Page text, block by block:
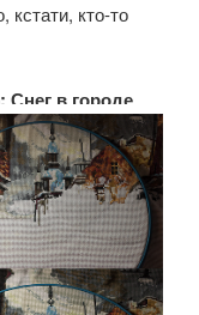
кстати, кто-то
в городе